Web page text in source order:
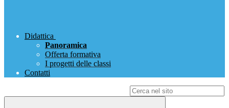
Didattica
Panoramica
Offerta formativa
I progetti delle classi
Contatti